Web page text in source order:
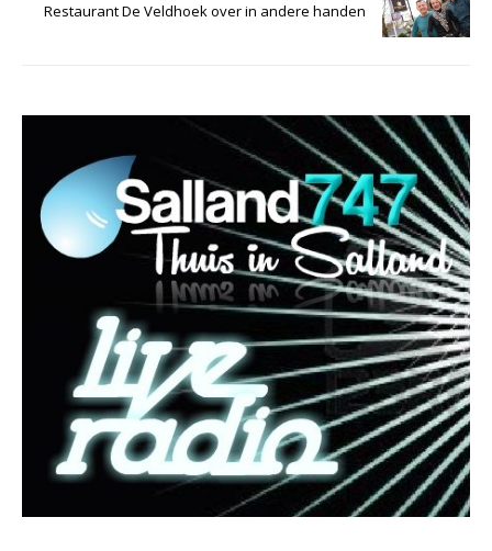
Restaurant De Veldhoek over in andere handen